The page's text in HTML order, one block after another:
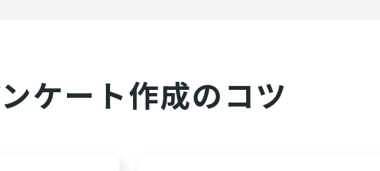
ケート作成のコツ